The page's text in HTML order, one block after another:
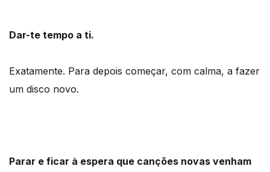
Dar-te tempo a ti.
Exatamente. Para depois começar, com calma, a fazer
um disco novo.
Parar e ficar à espera que canções novas venham